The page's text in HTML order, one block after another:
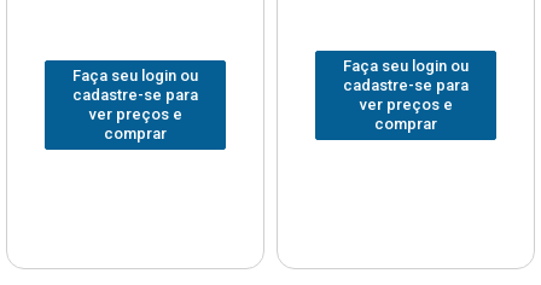
Faça seu login ou
cadastre-se para
ver preços e
comprar
Faça seu login ou
cadastre-se para
ver preços e
comprar